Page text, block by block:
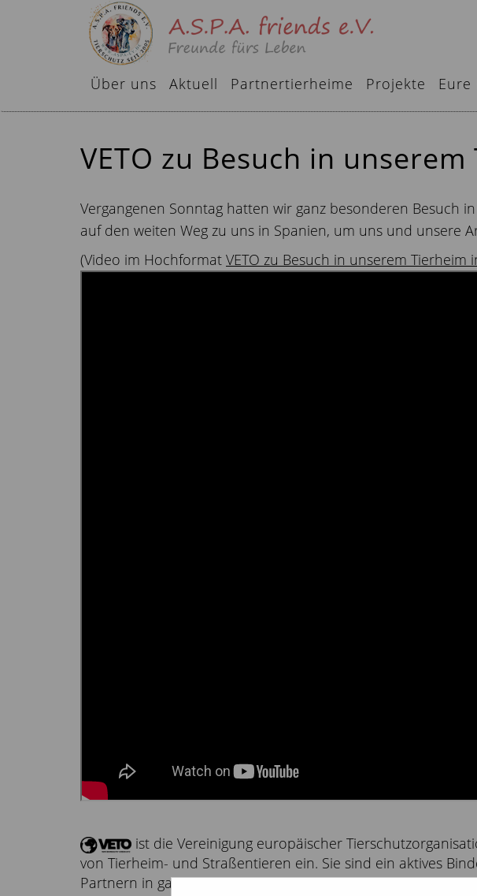
Über uns Aktuell Partnertierheime Projekte Eure
VETO zu Besuch in
Vergangenen Sonntag hatten wir ganz besonderen Besuch
auf den weiten Weg zu uns in Spanien, um uns und unsere
(Video im Hochformat VETO zu Besuch in unserem Tierheim
ist die Vereinigung europäischer
von Tierheim- und Straßentieren ein. Sie sind ein aktives
Partnern in ganz Europa. (Quelle:https://www.veto-